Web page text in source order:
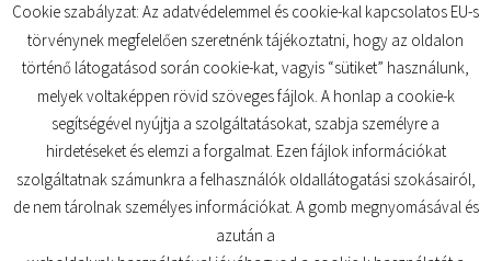
© TUDATKULCS 2026
Cookie szabályzat: Az adatvédelemmel és cookie-kal kapcsolatos EU-s
törvénynek megfelelően szeretnénk tájékoztatni, hogy az oldalon
történő látogatásod során cookie-kat, vagyis “sütiket” használunk,
melyek voltaképpen rövid szöveges fájlok. A honlap a cookie-k
segítségével nyújtja a szolgáltatásokat, szabja személyre a
hirdetéseket és elemzi a forgalmat. Ezen fájlok információkat
szolgáltatnak számunkra a felhasználók oldallátogatási szokásairól,
de nem tárolnak személyes információkat. A gomb megnyomásával és
azután a